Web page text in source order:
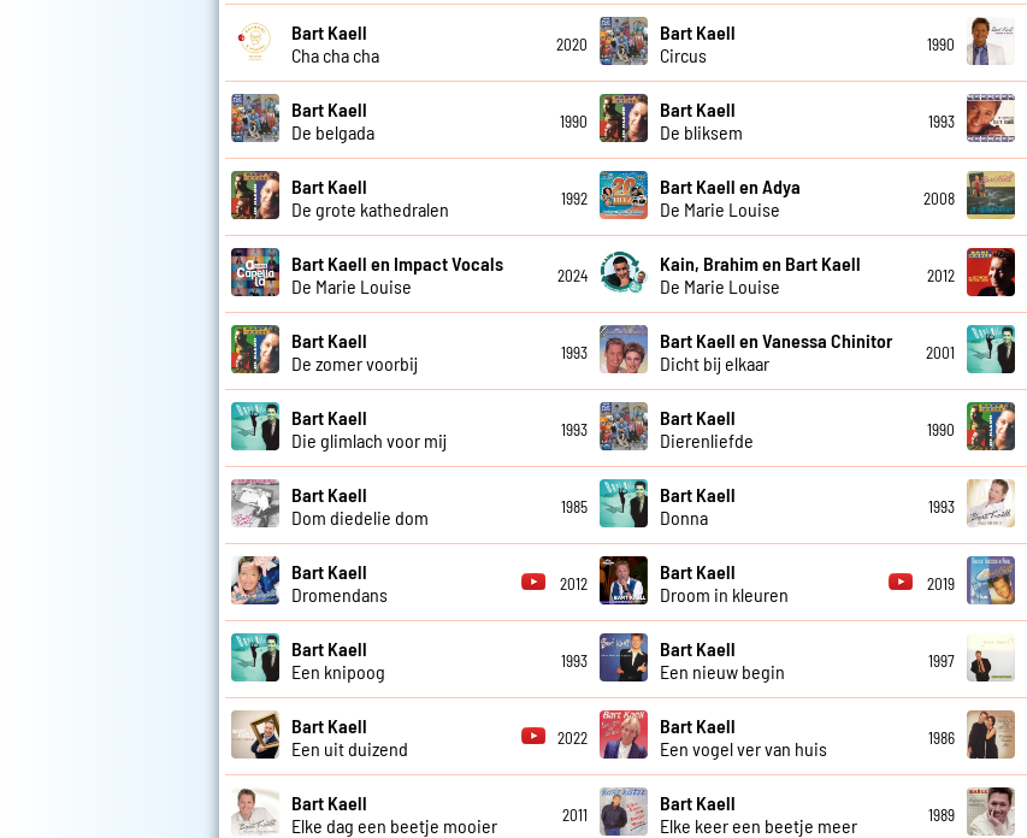
Bart Kaell
Cha cha cha
2020
Bart Kaell
Circus
1990
Bart Kaell
De belgada
1990
Bart Kaell
De bliksem
1993
Bart Kaell
De grote kathedralen
1992
Bart Kaell en Adya
De Marie Louise
2008
Bart Kaell en Impact Vocals
De Marie Louise
2024
Kain, Brahim en Bart Kaell
De Marie Louise
2012
Bart Kaell
De zomer voorbij
1993
Bart Kaell en Vanessa Chinitor
Dicht bij elkaar
2001
Bart Kaell
Die glimlach voor mij
1993
Bart Kaell
Dierenliefde
1990
Bart Kaell
Dom diedelie dom
1985
Bart Kaell
Donna
1993
Bart Kaell
Dromendans
2012
Bart Kaell
Droom in kleuren
2019
Bart Kaell
Een knipoog
1993
Bart Kaell
Een nieuw begin
1997
Bart Kaell
Een uit duizend
2022
Bart Kaell
Een vogel ver van huis
1986
Bart Kaell
Elke dag een beetje mooier
2011
Bart Kaell
Elke keer een beetje meer
1989